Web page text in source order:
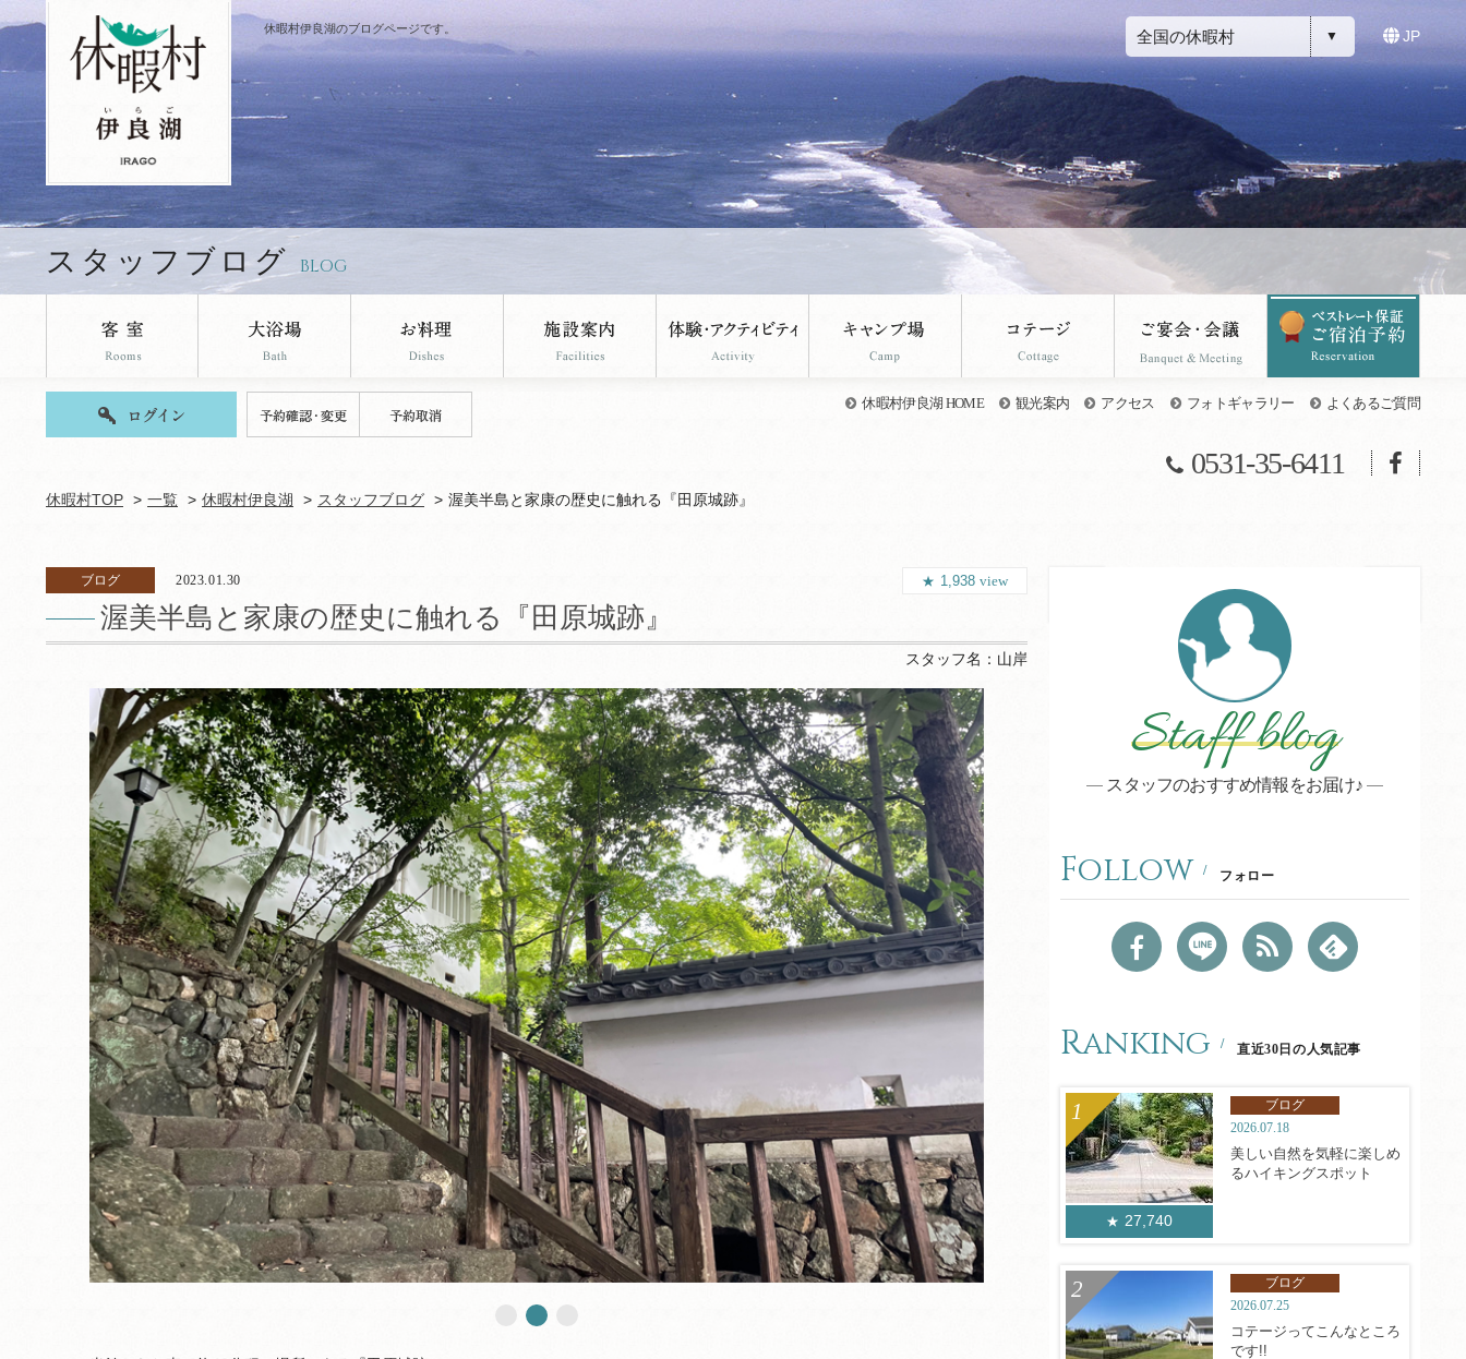
休暇村伊良湖のブログページです。 全国の休暇村 JP
スタッフブログ BLOG
休暇村伊良湖 HOME 観光案内 アクセス フォトギャラリー よくあるご質問
0531-35-6411
休暇村TOP 一覧 休暇村伊良湖 スタッフブログ 渥美半島と家康の歴史に触れる『田原城跡』
ブログ 2023.01.30
渥美半島と家康の歴史に触れる『田原城跡』
1,938 view
スタッフ名： 山岸
Staff blog
スタッフのおすすめ情報をお届け♪
Follow フォロー
Ranking 直近30日の人気記事
27,740
ブログ
2026.07.18
美しい自然を気軽に楽しめ
るハイキングスポット
ブログ
2026.07.25
コテージってこんなところ
です!!